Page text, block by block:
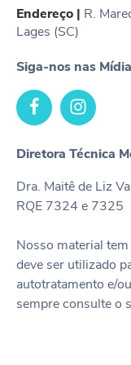
técnica
removido é
exame pode
capaz de avaliar,
comprometidas,
bastante
evento.
Endereço | R.
Lages (SC)
Siga-nos nas
Diretora Técnica
Dra. Maitê de Liz
RQE 7324 e 7325
Nosso material
deve ser utilizado
autotratamento e/
sempre consulte o